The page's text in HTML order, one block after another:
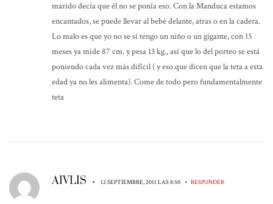
marido decía que él no se ponía eso. Con la Manduca estamos
encantados, se puede llevar al bebé delante, atras o en la cadera.
Lo malo es que yo no se sí tengo un niño o un gigante, con 15
meses ya mide 87 cm. y pesa 13 kg., así que lo del porteo se está
poniendo cada vez más difícil ( y eso que dicen que la teta a esta
edad ya no les alimenta). Come de todo pero fundamentalmente
teta
AIVLIS • 12 SEPTIEMBRE, 2011 LAS 8:50 • RESPONDER